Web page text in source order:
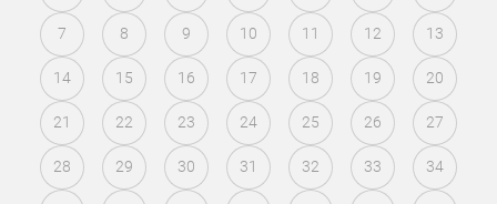
7 8 9 10 11 12 13
14 15 16 17 18 19 20
21 22 23 24 25 26 27
28 29 30 31 32 33 34